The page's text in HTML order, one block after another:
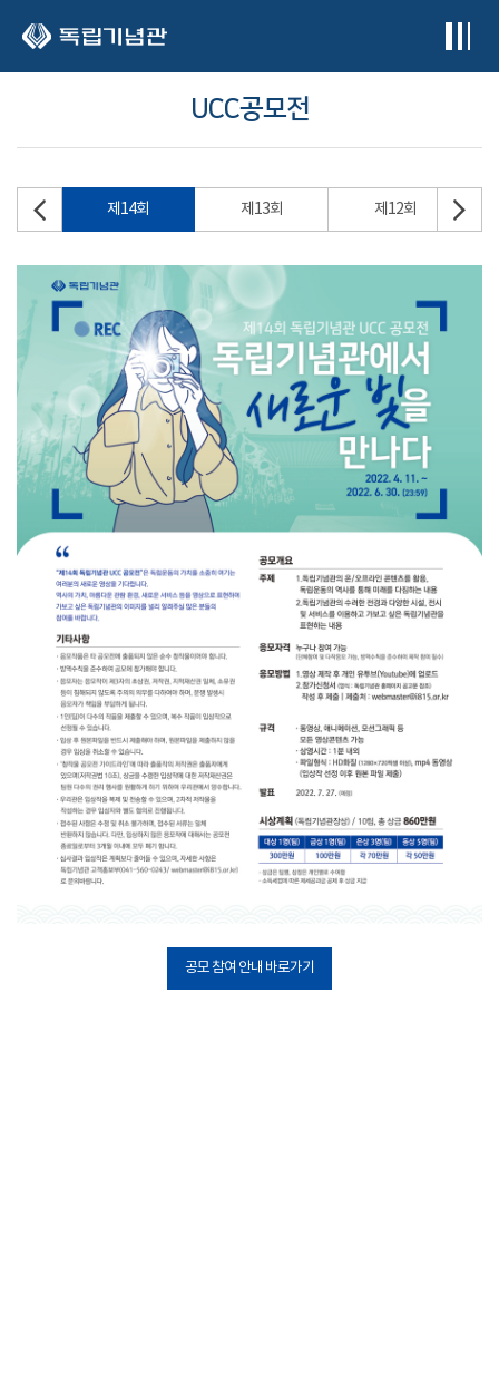
UCC공모전
제14회 제13회 제12회
공모 참여 안내 바로가기